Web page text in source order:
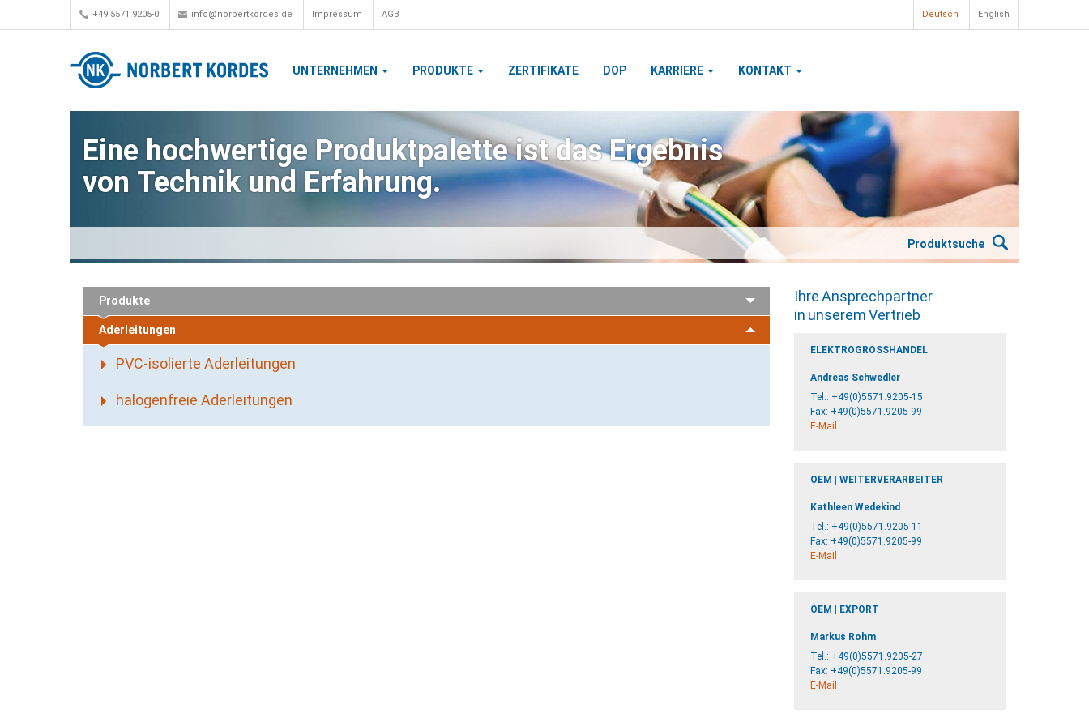
Deutsch English
+49 5571 9205-0 info@norbertkordes.de Impressum AGB
UNTERNEHMEN PRODUKTE ZERTIFIKATE DOP KARRIERE KONTAKT
Produktsuche
Eine hochwertige Produktpalette ist das Ergebnis
von Technik und Erfahrung.
Produkte
Aderleitungen
PVC-isolierte Aderleitungen
halogenfreie Aderleitungen
Ihre Ansprechpartner
in unserem Vertrieb
ELEKTROGROSSHANDEL
Andreas Schwedler
Tel.: +49(0)5571.9205-15
Fax: +49(0)5571.9205-99
E-Mail
OEM | WEITERVERARBEITER
Kathleen Wedekind
Tel.: +49(0)5571.9205-11
Fax: +49(0)5571.9205-99
E-Mail
OEM | EXPORT
Markus Rohm
Tel.: +49(0)5571.9205-27
Fax: +49(0)5571.9205-99
E-Mail